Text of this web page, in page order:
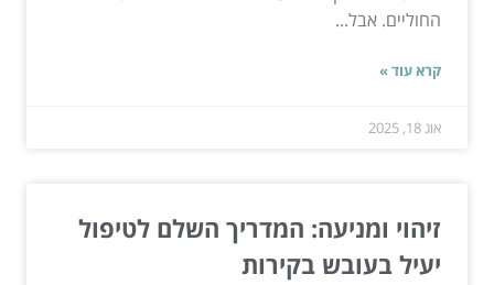
החוליים. אבל...
קרא עוד »
אוג 18, 2025
זיהוי ומניעה: המדריך השלם לטיפול
יעיל בעובש בקירות